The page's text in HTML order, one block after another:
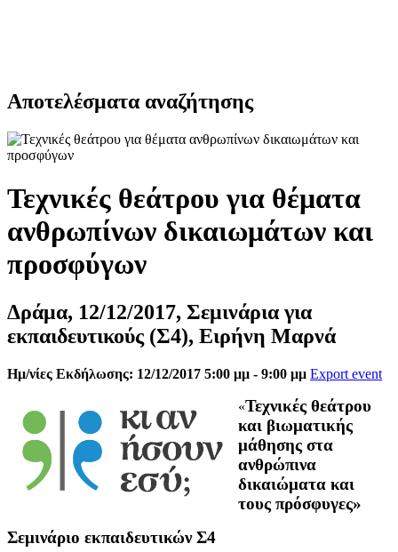
Αποτελέσματα αναζήτησης
Τεχνικές θεάτρου για θέματα
ανθρωπίνων δικαιωμάτων και
προσφύγων
Δράμα, 12/12/2017, Σεμινάρια για
εκπαιδευτικούς (Σ4), Ειρήνη Μαρνά
Ημ/νίες Εκδήλωσης: 12/12/2017 5:00 μμ - 9:00 μμ Export event
«Τεχνικές θεάτρου
και βιωματικής
μάθησης στα
ανθρώπινα
δικαιώματα και
τους πρόσφυγες»
Σεμινάριο εκπαιδευτικών Σ4